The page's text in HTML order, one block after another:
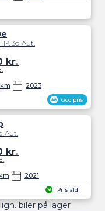
God pris
3d Aut.
2023
kr.
Prisfald
Aut.
2021
kr.
biler på lager